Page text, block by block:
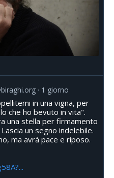
1 giorno
in una vigna, per
che ho bevuto in vita".
una stella per firmamento
un segno indelebile.
ma avrà pace e riposo.